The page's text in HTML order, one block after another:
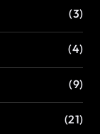
(3)
(4)
(9)
(21)